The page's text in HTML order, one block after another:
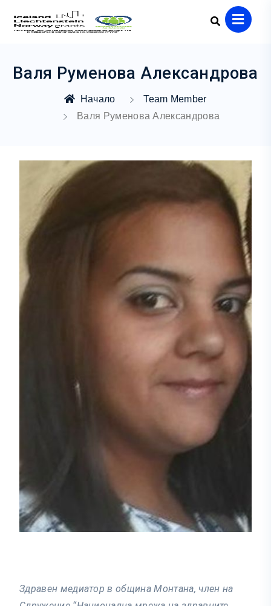
Валя Руменова Александрова
Начало
Team Member
Валя Руменова Александрова
Здравен медиатор в община Монтана, член на